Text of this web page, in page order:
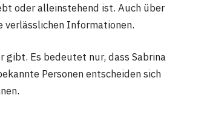
oder alleinstehend ist. Auch über
verlässlichen Informationen.
gibt. Es bedeutet nur, dass Sabrina
Personen entscheiden sich